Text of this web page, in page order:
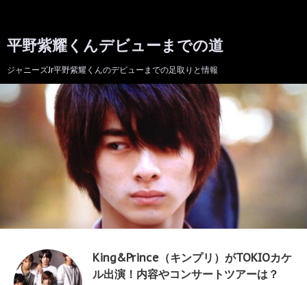
平野紫耀くんデビューまでの道
ジャニーズJr平野紫耀くんのデビューまでの足取りと情報
King&Prince（キンプリ）がTOKIOカケ
ル出演！内容やコンサートツアーは？